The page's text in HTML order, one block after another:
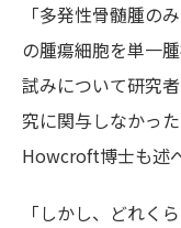
「多発性骨髄腫の
の腫瘍細胞を単一
試みについて研究
究に関与しなかっ
Howcroft博士も述
「しかし、どれく